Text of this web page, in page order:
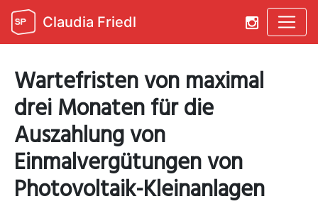
Claudia Friedl
Wartefristen von maximal
drei Monaten für die
Auszahlung von
Einmalvergütungen von
Photovoltaik-Kleinanlagen